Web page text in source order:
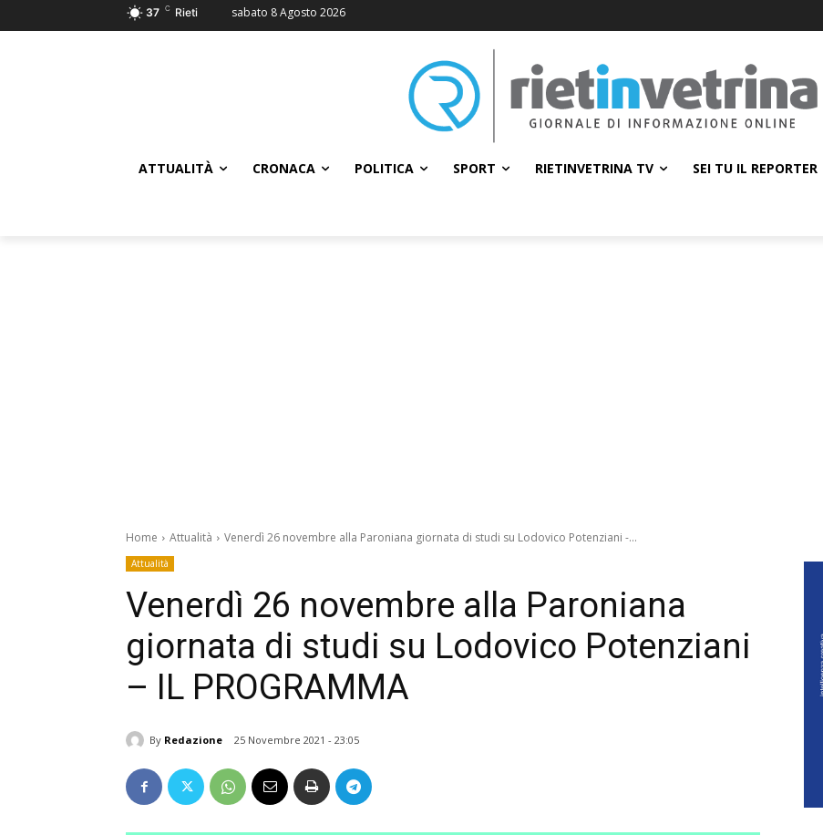
37 C Rieti sabato 8 Agosto 2026
ATTUALITÀ CRONACA POLITICA SPORT RIETINVETRINA TV SEI TU IL REPORTER
Home Attualità Venerdì 26 novembre alla Paroniana giornata di studi su Lodovico Potenziani -...
Attualità
Venerdì 26 novembre alla Paroniana
giornata di studi su Lodovico Potenziani
– IL PROGRAMMA
By Redazione 25 Novembre 2021 - 23:05